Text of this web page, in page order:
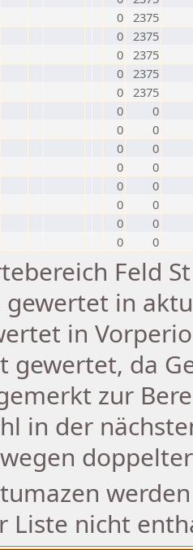
0 2375
0 2375
0 2375
0 2375
0 2375
0
0
0
0
0
0
0
0
0
0
0
0
0
0
0 0
Feld
gewertet in
in
gewertet, da
zur
in der
Liste nicht